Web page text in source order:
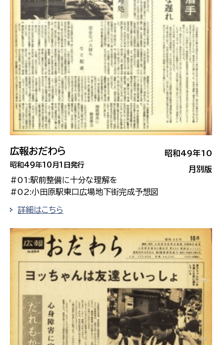
昭和49年10
月別版
広報おだわら
昭和49年10月1日発行
#01:駅前整備に十分な理解を
#02:小田原駅東口広場地下街完成予想図
詳細はこちら